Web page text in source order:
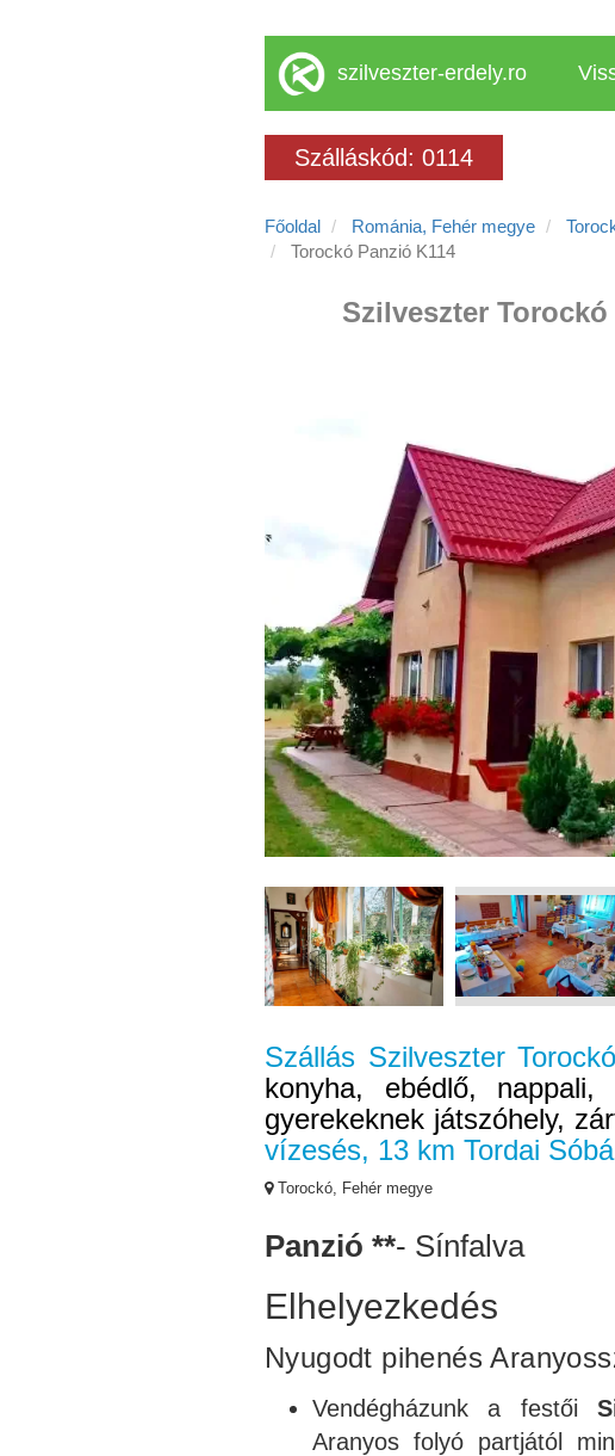
szilveszter-erdely.ro
Szálláskód: 0114
Főoldal Románia, Fehér megye
Torockó Panzió K114
Szilveszter
Szállás Szilveszter
konyha, ebédlő, nappali,
gyerekeknek játszóhely,
vízesés, 13 km Tordai
Torockó, Fehér megye
Panzió **- Sínfalva
Elhelyezkedés
Nyugodt pihenés
Vendégházunk a festői
Aranyos folyó partjától